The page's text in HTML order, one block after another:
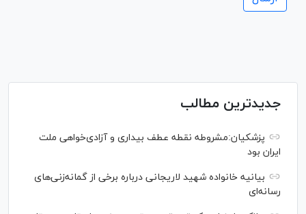
جدیدترین مطالب
پزشکیان:مشروطه نقطه عطف بیداری و آزادی‌خواهی ملت
ایران بود
بیانیه خانواده شهید لاریجانی درباره برخی از گمانه‌زنی‌های
رسانه‌ای